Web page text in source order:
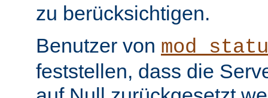
zu berücksichtigen.
Benutzer von
feststellen, dass die